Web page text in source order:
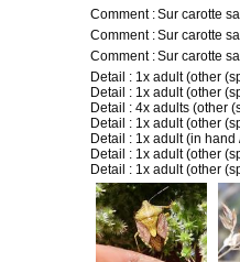
Comment :Sur carotte
Comment :Sur carotte
Comment :Sur carotte
Detail : 1x adult (other
Detail : 1x adult (other
Detail : 4x adults (other
Detail : 1x adult (other
Detail : 1x adult (in hand
Detail : 1x adult (other
Detail : 1x adult (other